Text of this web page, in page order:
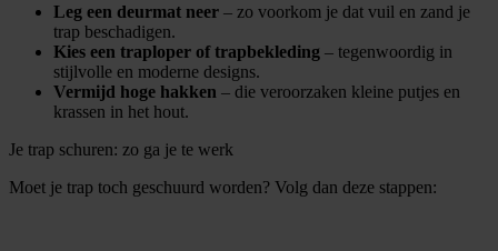
Leg een deurmat neer – zo voorkom je dat vuil en zand je
trap beschadigen.
Kies een traploper of trapbekleding – tegenwoordig in
stijlvolle en moderne designs.
Vermijd hoge hakken – die veroorzaken kleine putjes en
krassen in het hout.
Je trap schuren: zo ga je te werk
Moet je trap toch geschuurd worden? Volg dan deze stappen: